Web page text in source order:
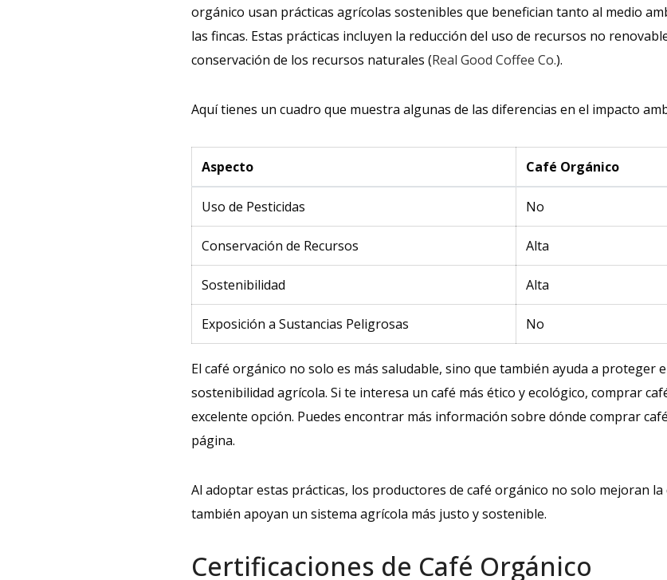
orgánico usan prácticas agrícolas sostenibles que benefician tanto al medio
las fincas. Estas prácticas incluyen la reducción del uso de recursos no
conservación de los recursos naturales (Real Good Coffee Co.).
Aquí tienes un cuadro que muestra algunas de las diferencias en el impacto
Aspecto Café Orgánico
Uso de Pesticidas No
Conservación de Recursos Alta
Sostenibilidad Alta
Exposición a Sustancias Peligrosas No
El café orgánico no solo es más saludable, sino que también ayuda a proteger
sostenibilidad agrícola. Si te interesa un café más ético y ecológico, comprar
excelente opción. Puedes encontrar más información sobre dónde comprar
página.
Al adoptar estas prácticas, los productores de café orgánico no solo mejoran
también apoyan un sistema agrícola más justo y sostenible.
Certificaciones de Café Orgánico